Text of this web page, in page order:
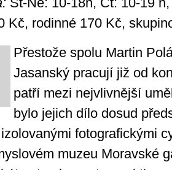
Kč, rodinné 170 Kč,
Přestože spolu Martin
Jasanský pracují již od
patří mezi nejvlivnější
bylo jejich dílo dosud
fotografickými
muzeu Moravské